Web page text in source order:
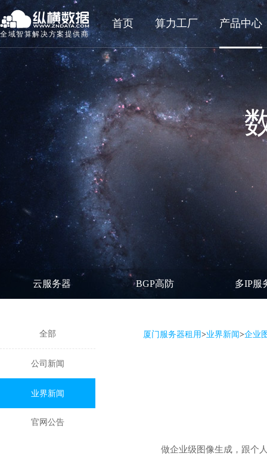
全域智算解决方案提供商
首页 算力工厂 产品中心
云服务器 BGP高防 多IP服
全部
公司新闻
业界新闻
官网公告
厦门服务器租用>业界新闻>企业
做企业级图像生成，跟个